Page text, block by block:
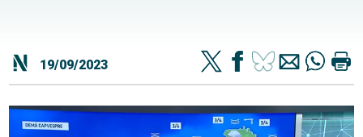
19/09/2023